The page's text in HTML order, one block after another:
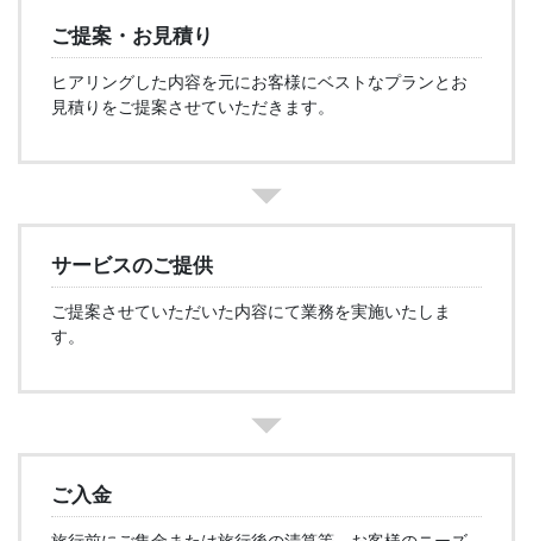
ご提案・お見積り
ヒアリングした内容を元にお客様にベストなプランとお
見積りをご提案させていただきます。
サービスのご提供
ご提案させていただいた内容にて業務を実施いたしま
す。
ご入金